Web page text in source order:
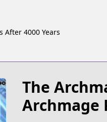
After 4000 Years
The
Archmage